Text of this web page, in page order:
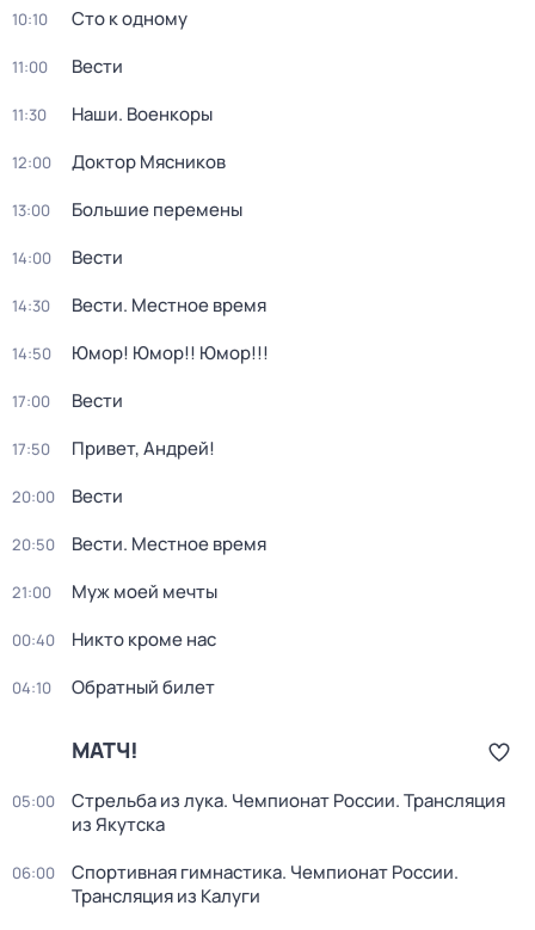
10:10 Сто к одному
11:00 Вести
11:30 Наши. Военкоры
12:00 Доктор Мясников
13:00 Большие перемены
14:00 Вести
14:30 Вести. Местное время
14:50 Юмор! Юмор!! Юмор!!!
17:00 Вести
17:50 Привет, Андрей!
20:00 Вести
20:50 Вести. Местное время
21:00 Муж моей мечты
00:40 Никто кроме нас
04:10 Обратный билет
МАТЧ!
05:00
Стрельба из лука. Чемпионат России. Трансляция
из Якутска
06:00
Спортивная гимнастика. Чемпионат России.
Трансляция из Калуги